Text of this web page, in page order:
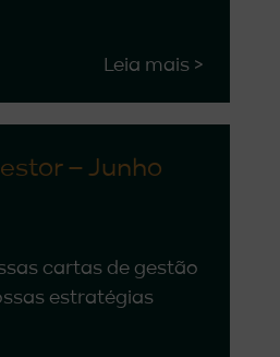
Leia mais >
– Junho
cartas de gestão
estratégias